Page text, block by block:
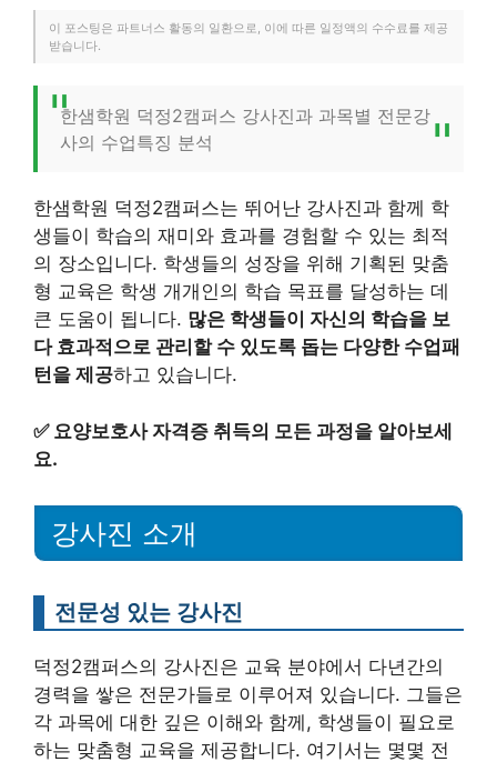
이 포스팅은 파트너스 활동의 일환으로, 이에 따른 일정액의 수수료를 제공
받습니다.
한샘학원 덕정2캠퍼스 강사진과 과목별 전문강
사의 수업특징 분석
한샘학원 덕정2캠퍼스는 뛰어난 강사진과 함께 학
생들이 학습의 재미와 효과를 경험할 수 있는 최적
의 장소입니다. 학생들의 성장을 위해 기획된 맞춤
형 교육은 학생 개개인의 학습 목표를 달성하는 데
큰 도움이 됩니다. 많은 학생들이 자신의 학습을 보
다 효과적으로 관리할 수 있도록 돕는 다양한 수업패
턴을 제공하고 있습니다.
✅ 요양보호사 자격증 취득의 모든 과정을 알아보세
요.
강사진 소개
전문성 있는 강사진
덕정2캠퍼스의 강사진은 교육 분야에서 다년간의
경력을 쌓은 전문가들로 이루어져 있습니다. 그들은
각 과목에 대한 깊은 이해와 함께, 학생들이 필요로
하는 맞춤형 교육을 제공합니다. 여기서는 몇몇 전